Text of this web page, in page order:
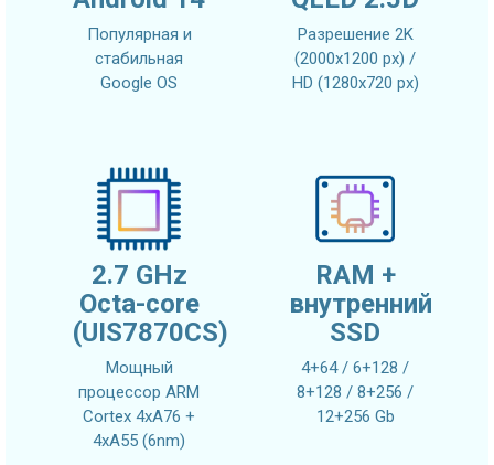
Популярная и
стабильная
Google OS
Разрешение 2K
(2000x1200 px) /
HD (1280x720 px)
2.7 GHz
Octa-core
(UIS7870CS)
Мощный
процессор ARM
Cortex 4xA76 +
4xA55 (6nm)
RAM +
внутренний
SSD
4+64 / 6+128 /
8+128 / 8+256 /
12+256 Gb